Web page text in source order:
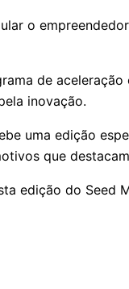
o
de
inovação.
uma edição
que
edição do Seed